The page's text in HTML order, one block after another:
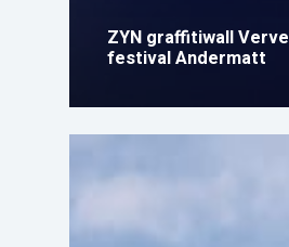
ZYN graffitiwall Verve
festival Andermatt